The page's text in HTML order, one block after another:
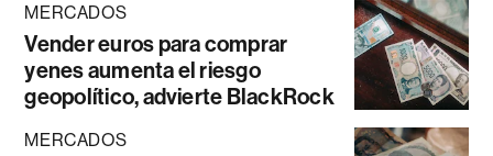
MERCADOS
Vender euros para comprar
yenes aumenta el riesgo
geopolítico, advierte BlackRock
MERCADOS